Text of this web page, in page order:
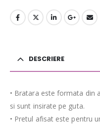
DESCRIERE
• Bratara este formata din
si sunt insirate pe guta.
• Pretul afisat este pentru